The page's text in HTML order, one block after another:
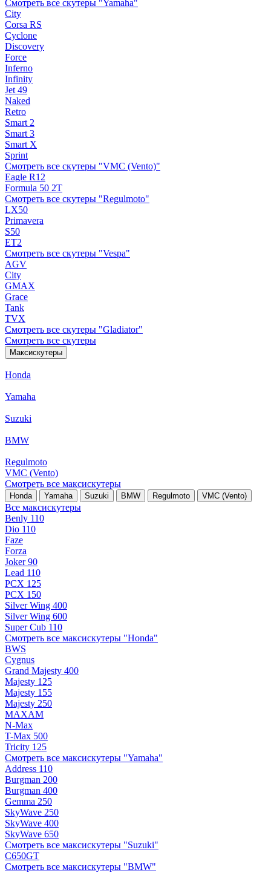
Смотреть все скутеры "Yamaha"
City
Corsa RS
Cyclone
Discovery
Force
Inferno
Infinity
Jet 49
Naked
Retro
Smart 2
Smart 3
Smart X
Sprint
Смотреть все скутеры "VMC (Vento)"
Eagle R12
Formula 50 2Т
Смотреть все скутеры "Regulmoto"
LX50
Primavera
S50
ET2
Смотреть все скутеры "Vespa"
AGV
City
GMAX
Grace
Tank
TVX
Смотреть все скутеры "Gladiator"
Смотреть все скутеры
Максискутеры
Honda
Yamaha
Suzuki
BMW
Regulmoto
VMC (Vento)
Смотреть все максискутеры
Honda Yamaha Suzuki BMW Regulmoto VMC (Vento)
Все максискутеры
Benly 110
Dio 110
Faze
Forza
Joker 90
Lead 110
PCX 125
PCX 150
Silver Wing 400
Silver Wing 600
Super Cub 110
Смотреть все максискутеры "Honda"
BWS
Cygnus
Grand Majesty 400
Majesty 125
Majesty 155
Majesty 250
MAXAM
N-Max
T-Max 500
Tricity 125
Смотреть все максискутеры "Yamaha"
Address 110
Burgman 200
Burgman 400
Gemma 250
SkyWave 250
SkyWave 400
SkyWave 650
Смотреть все максискутеры "Suzuki"
C650GT
Смотреть все максискутеры "BMW"